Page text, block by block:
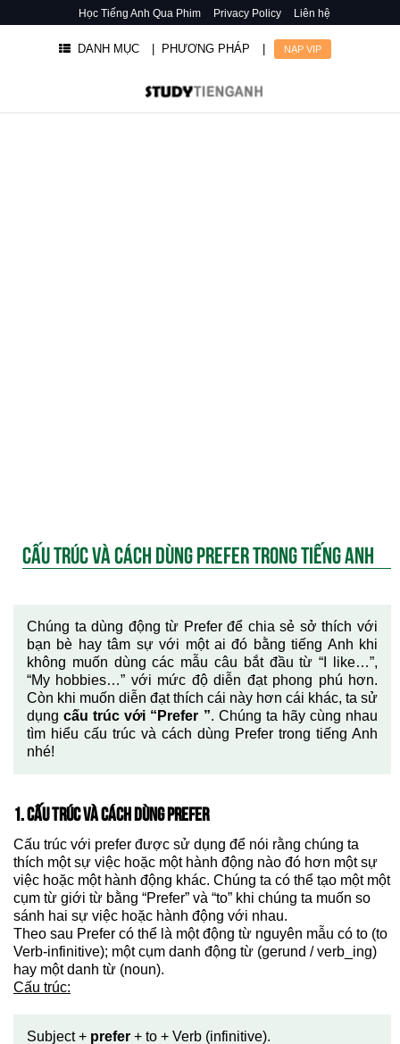
Học Tiếng Anh Qua Phim Privacy Policy Liên hệ
DANH MỤC | PHƯƠNG PHÁP NẠP VIP
CẤU TRÚC VÀ CÁCH DÙNG PREFER TRONG TIẾNG ANH
Chúng ta dùng động từ Prefer để chia sẻ sở thích với
bạn bè hay tâm sự với một ai đó bằng tiếng Anh khi
không muốn dùng các mẫu câu bắt đầu từ “I like…”,
“My hobbies…” với mức độ diễn đạt phong phú hơn.
Còn khi muốn diễn đạt thích cái này hơn cái khác, ta sử
dụngcấu trúc với “Prefer ”. Chúng ta hãy cùng nhau
tìm hiểu cấu trúc và cách dùng Prefer trong tiếng Anh
nhé!
1. CẤU TRÚC VÀ CÁCH DÙNG PREFER
Cấu trúc với prefer được sử dụng để nói rằng chúng ta
thích một sự việc hoặc một hành động nào đó hơn một sự
việc hoặc một hành động khác. Chúng ta có thể tạo một một
cụm từ giới từ bằng “Prefer” và “to” khi chúng ta muốn so
sánh hai sự việc hoặc hành động với nhau.
Theo sau Prefer có thể là một động từ nguyên mẫu có to (to
Verb-infinitive); một cụm danh động từ (gerund / verb_ing)
hay một danh từ (noun).
Cấu trúc:
Subject + prefer + to + Verb (infinitive).